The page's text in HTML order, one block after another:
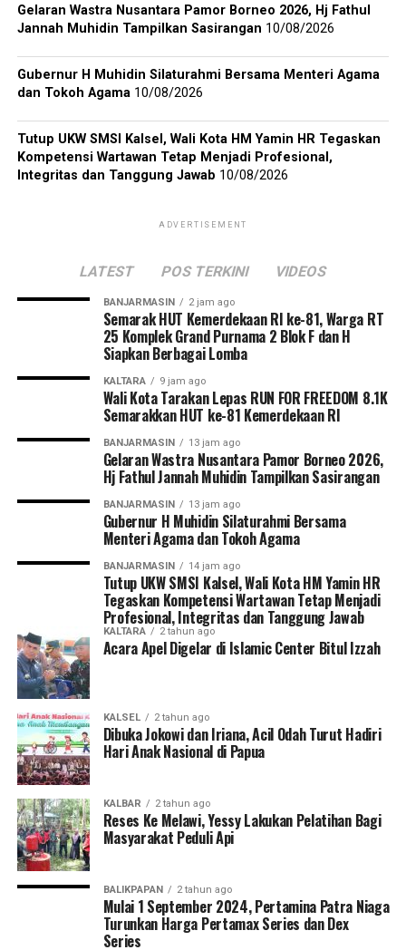
Gelaran Wastra Nusantara Pamor Borneo 2026, Hj Fathul
Jannah Muhidin Tampilkan Sasirangan 10/08/2026
Gubernur H Muhidin Silaturahmi Bersama Menteri Agama
dan Tokoh Agama 10/08/2026
Tutup UKW SMSI Kalsel, Wali Kota HM Yamin HR Tegaskan
Kompetensi Wartawan Tetap Menjadi Profesional,
Integritas dan Tanggung Jawab 10/08/2026
ADVERTISEMENT
LATEST POS TERKINI VIDEOS
BANJARMASIN 2 jam ago
Semarak HUT Kemerdekaan RI ke-81, Warga RT
25 Komplek Grand Purnama 2 Blok F dan H
Siapkan Berbagai Lomba
KALTARA 9 jam ago
Wali Kota Tarakan Lepas RUN FOR FREEDOM 8.1K
Semarakkan HUT ke-81 Kemerdekaan RI
BANJARMASIN 13 jam ago
Gelaran Wastra Nusantara Pamor Borneo 2026,
Hj Fathul Jannah Muhidin Tampilkan Sasirangan
BANJARMASIN 13 jam ago
Gubernur H Muhidin Silaturahmi Bersama
Menteri Agama dan Tokoh Agama
BANJARMASIN 14 jam ago
Tutup UKW SMSI Kalsel, Wali Kota HM Yamin HR
Tegaskan Kompetensi Wartawan Tetap Menjadi
Profesional, Integritas dan Tanggung Jawab
KALTARA 2 tahun ago
Acara Apel Digelar di Islamic Center Bitul Izzah
KALSEL 2 tahun ago
Dibuka Jokowi dan Iriana, Acil Odah Turut Hadiri
Hari Anak Nasional di Papua
KALBAR 2 tahun ago
Reses Ke Melawi, Yessy Lakukan Pelatihan Bagi
Masyarakat Peduli Api
BALIKPAPAN 2 tahun ago
Mulai 1 September 2024, Pertamina Patra Niaga
Turunkan Harga Pertamax Series dan Dex
Series